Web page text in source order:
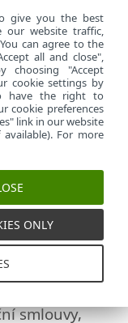
Koncového
musí
které má
uživatel
odevzdat
jako je
Koncový
užívání
(i)
smlouvy,
give you the best
our website traffic,
can agree to the
all and close",
choosing "Accept
cookie settings by
have the right to
cookie preferences
link in our website
For more
ONLY